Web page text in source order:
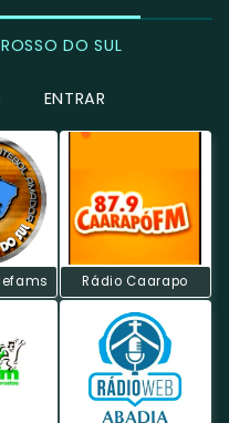
DO SUL
ENTRAR
Rádio Caarapo